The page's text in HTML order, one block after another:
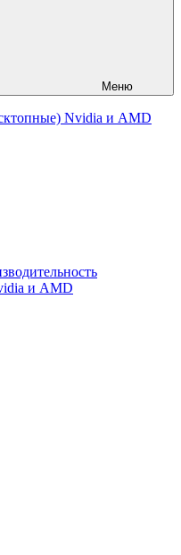
Меню
Nvidia и AMD
и AMD